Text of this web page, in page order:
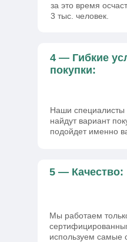
за это время
3 тыс. человек.
4 — Гибкие
покупки:
Наши специалисты
найдут вариант
подойдет именно
5 — Качество:
Мы работаем
используем самые